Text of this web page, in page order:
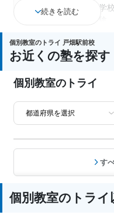
通塾の目的
小学
型選
別特
漢検(
を利
講可
り
続きを読む
個別教室のトライ 戸畑駅前校
お近くの塾を探す
個別教室のトライ
す
個別教室のトラ